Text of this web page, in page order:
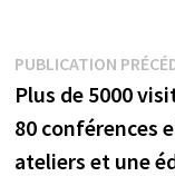
Navigation
de
l’article
PUBLICATION
Plus de 5000
80 conférences
ateliers et une